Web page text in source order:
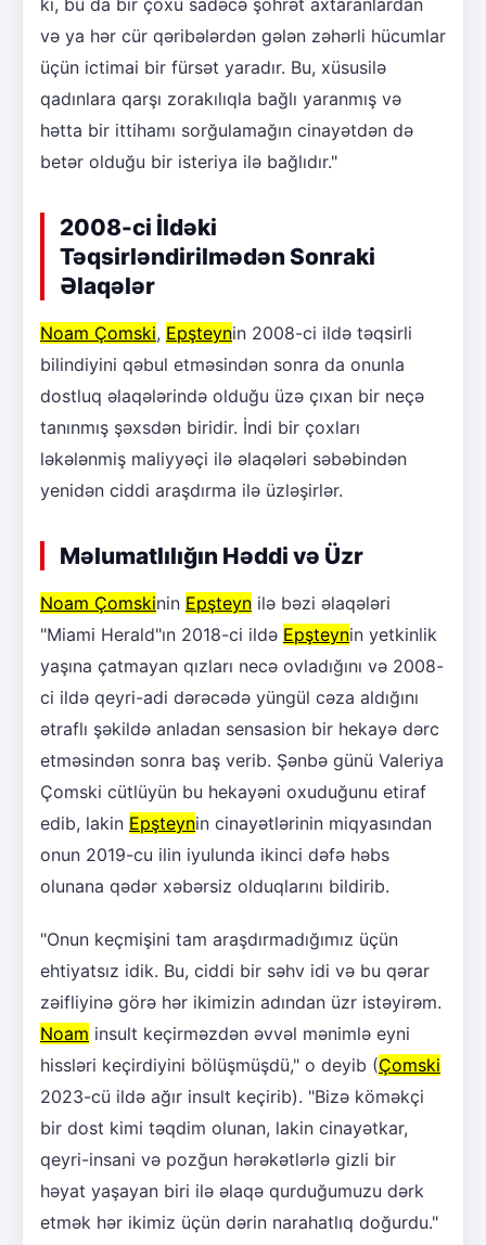
ki, bu da bir çoxu sadəcə şöhrət axtaranlardan
və ya hər cür qəribələrdən gələn zəhərli hücumlar
üçün ictimai bir fürsət yaradır. Bu, xüsusilə
qadınlara qarşı zorakılıqla bağlı yaranmış və
hətta bir ittihamı sorğulamağın cinayətdən də
betər olduğu bir isteriya ilə bağlıdır."
2008-ci İldəki
Təqsirləndirilmədən Sonraki
Əlaqələr
Noam Çomski, Epşteynin 2008-ci ildə təqsirli
bilindiyini qəbul etməsindən sonra da onunla
dostluq əlaqələrində olduğu üzə çıxan bir neçə
tanınmış şəxsdən biridir. İndi bir çoxları
ləkələnmiş maliyyəçi ilə əlaqələri səbəbindən
yenidən ciddi araşdırma ilə üzləşirlər.
Məlumatlılığın Həddi və Üzr
Noam Çomskinin Epşteyn ilə bəzi əlaqələri
"Miami Herald"ın 2018-ci ildə Epşteynin yetkinlik
yaşına çatmayan qızları necə ovladığını və 2008-
ci ildə qeyri-adi dərəcədə yüngül cəza aldığını
ətraflı şəkildə anladan sensasion bir hekayə dərc
etməsindən sonra baş verib. Şənbə günü Valeriya
Çomski cütlüyün bu hekayəni oxuduğunu etiraf
edib, lakin Epşteynin cinayətlərinin miqyasından
onun 2019-cu ilin iyulunda ikinci dəfə həbs
olunana qədər xəbərsiz olduqlarını bildirib.
"Onun keçmişini tam araşdırmadığımız üçün
ehtiyatsız idik. Bu, ciddi bir səhv idi və bu qərar
zəifliyinə görə hər ikimizin adından üzr istəyirəm.
Noam insult keçirməzdən əvvəl mənimlə eyni
hissləri keçirdiyini bölüşmüşdü," o deyib (Çomski
2023-cü ildə ağır insult keçirib). "Bizə köməkçi
bir dost kimi təqdim olunan, lakin cinayətkar,
qeyri-insani və pozğun hərəkətlərlə gizli bir
həyat yaşayan biri ilə əlaqə qurduğumuzu dərk
etmək hər ikimiz üçün dərin narahatlıq doğurdu."